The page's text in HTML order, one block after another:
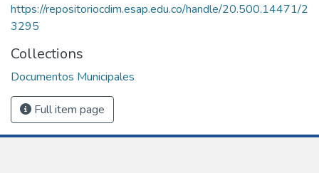
https://repositoriocdim.esap.edu.co/handle/20.500.14471/2
3295
Collections
Documentos Municipales
Full item page